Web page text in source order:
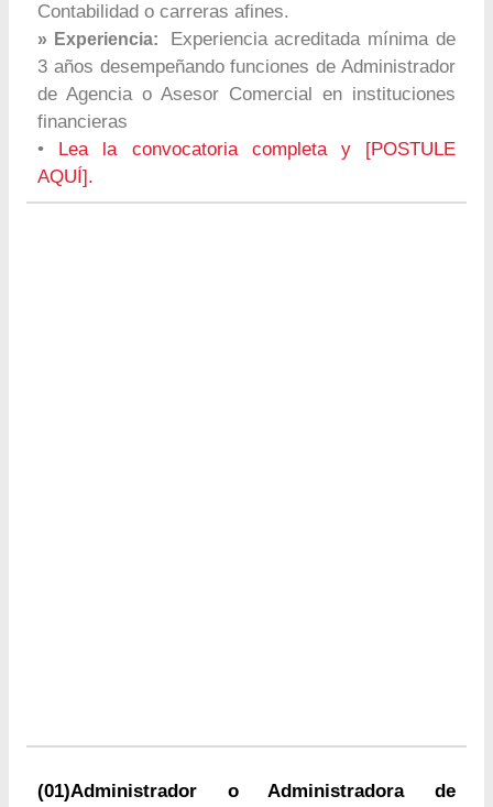
Contabilidad o carreras afines.
» Experiencia:
Experiencia acreditada mínima de
3 años desempeñando funciones de Administrador
de Agencia o Asesor Comercial en instituciones
financieras
•
Lea la convocatoria completa y [POSTULE
AQUÍ].
(01)Administrador o Administradora de